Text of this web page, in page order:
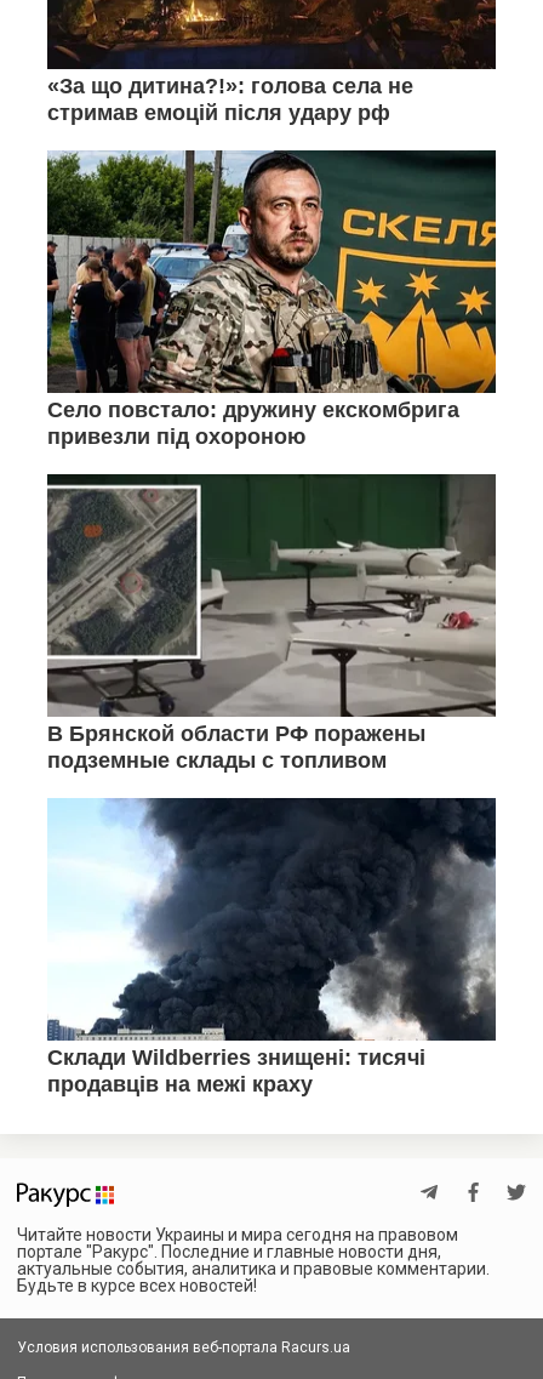
Читайте новости Украины и мира сегодня на правовом
портале "Ракурс". Последние и главные новости дня,
актуальные события, аналитика и правовые комментарии.
Будьте в курсе всех новостей!
Условия использования веб-портала Racurs.ua